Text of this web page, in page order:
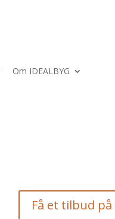
Om IDEALBYG
Få et tilbud på